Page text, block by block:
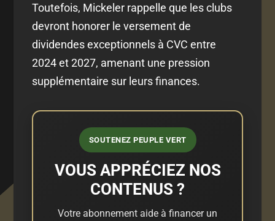
Toutefois, Mickeler rappelle que les clubs
devront honorer le versement de
dividendes exceptionnels à CVC entre
2024 et 2027, amenant une pression
supplémentaire sur leurs finances.
SOUTENEZ PEUPLE VERT
VOUS APPRÉCIEZ NOS
CONTENUS ?
Votre abonnement aide à financer un